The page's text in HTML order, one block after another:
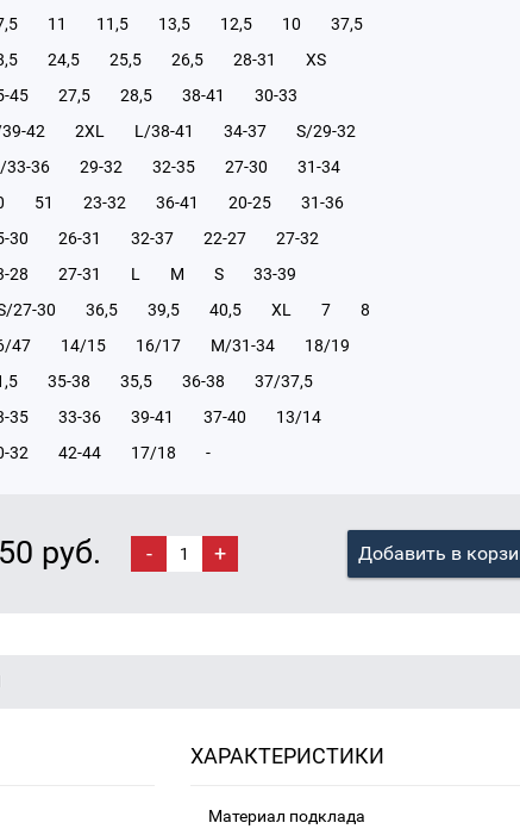
11 11,5 13,5 12,5 10
37,5
24,5 25,5 26,5 28-31
XS
45
27,5 28,5 38-41
30-33
42
2XL L/38-41 34-37
S/29-32
36
29-32 32-35 27-30
31-34
51 23-32 36-41 20-25
31-36
30
26-31 32-37 22-27
27-32
28
27-31 L M S
33-39
27-30
36,5 39,5 40,5 XL 7
8
47
14/15 16/17 М/31-34
18/19
35-38 35,5 36-38
37/37,5
35
33-36 39-41 37-40
13/14
32
42-44 17/18 -
руб. - + Добавить в
ХАРАКТЕРИСТИКИ
Материал подклада